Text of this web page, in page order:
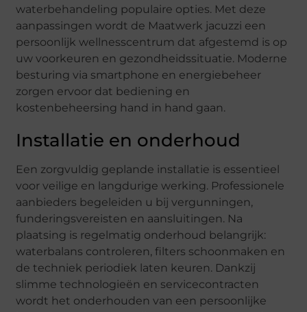
waterbehandeling populaire opties. Met deze
aanpassingen wordt de Maatwerk jacuzzi een
persoonlijk wellnesscentrum dat afgestemd is op
uw voorkeuren en gezondheidssituatie. Moderne
besturing via smartphone en energiebeheer
zorgen ervoor dat bediening en
kostenbeheersing hand in hand gaan.
Installatie en onderhoud
Een zorgvuldig geplande installatie is essentieel
voor veilige en langdurige werking. Professionele
aanbieders begeleiden u bij vergunningen,
funderingsvereisten en aansluitingen. Na
plaatsing is regelmatig onderhoud belangrijk:
waterbalans controleren, filters schoonmaken en
de techniek periodiek laten keuren. Dankzij
slimme technologieën en servicecontracten
wordt het onderhouden van een persoonlijke